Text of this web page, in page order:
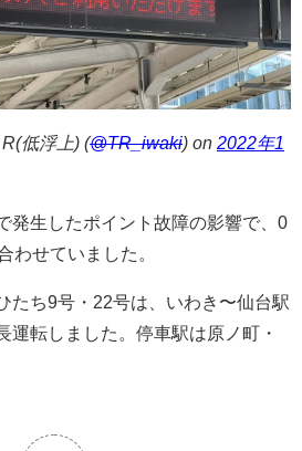
低浮上) (@TR_iwaki) on 2022年1
発生したポイント故障の影響で、0
わせていました。
たち9号・22号は、いわき〜仙台駅
運転しました。停車駅は原ノ町・